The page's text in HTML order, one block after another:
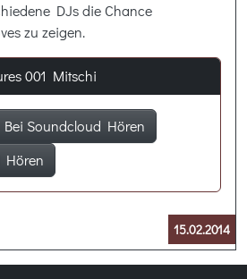
DJs die Chance
zu zeigen.
001 Mitschi
Bei Soundcloud Hören
Hören
15.02.2014